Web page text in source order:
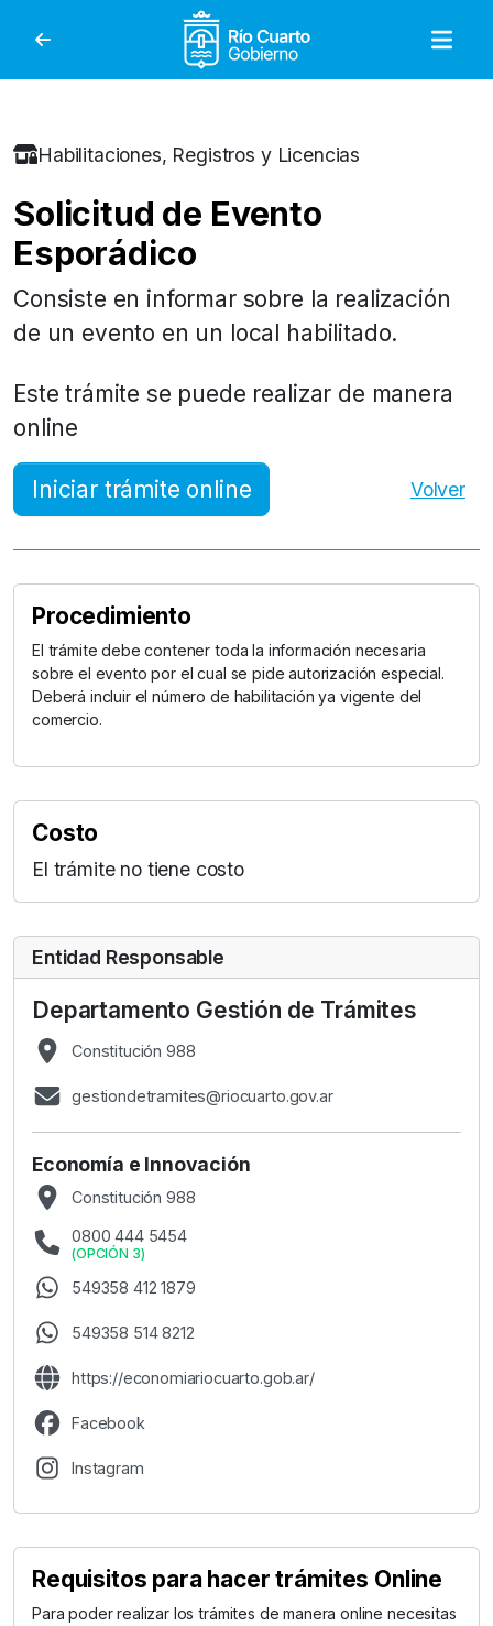
Gobierno de Río
Habilitaciones, Registros y Licencias
Solicitud de Evento
Esporádico
Consiste en informar sobre la realización
de un evento en un local habilitado.
Este trámite se puede realizar de manera
online
Iniciar trámite online Volver
Procedimiento
El trámite debe contener toda la información necesaria
sobre el evento por el cual se pide autorización especial.
Deberá incluir el número de habilitación ya vigente del
comercio.
Costo
El trámite no tiene costo
Entidad Responsable
Departamento Gestión de Trámites
Constitución 988
gestiondetramites@riocuarto.gov.ar
Economía e Innovación
Constitución 988
0800 444 5454
(OPCIÓN 3)
549358 412 1879
549358 514 8212
https://economiariocuarto.gob.ar/
Facebook
Instagram
Requisitos para hacer trámites Online
Para poder realizar los trámites de manera online necesitas